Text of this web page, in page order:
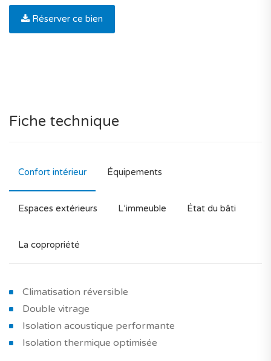
Réserver ce bien
Fiche technique
Confort intérieur Équipements
Espaces extérieurs L’immeuble État du bâti
La copropriété
Climatisation réversible
Double vitrage
Isolation acoustique performante
Isolation thermique optimisée